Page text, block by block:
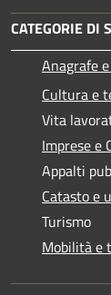
CATEGORIE DI
Anagrafe
Cultura e
Vita
Imprese e
Appalti
Catasto e
Turismo
Mobilità e